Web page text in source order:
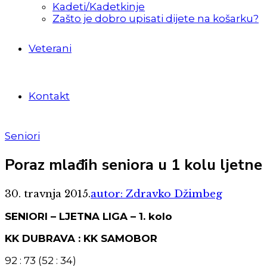
Kadeti/Kadetkinje
Zašto je dobro upisati dijete na košarku?
Veterani
Kontakt
Seniori
Poraz mlađih seniora u 1 kolu
30. travnja 2015.autor: Zdravko Džimbeg
SENIORI – LJETNA LIGA – 1. kolo
KK DUBRAVA : KK SAMOBOR
92 : 73 (52 : 34)